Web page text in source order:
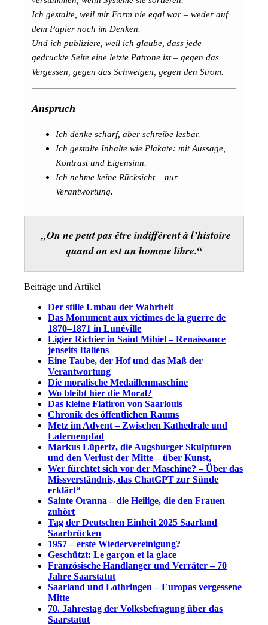
Ich gestalte, weil mir Form nie egal war – weder auf
dem Papier noch im Denken.
Und ich publiziere, weil ich glaube, dass jede
gedruckte Seite eine letzte Patrone ist – gegen das
Vergessen, gegen das Schweigen, gegen den Strom.
Anspruch
Ich denke scharf, aber schreibe lesbar.
Ich gestalte Inhalte wie Plakate: mit Aussage,
Kontrast und Eigensinn.
Ich nehme keine Rücksicht – nur
Verantwortung.
„On ne peut pas être indifférent à l’histoire
quand on est un homme libre.“
Beiträge und Artikel
Der stille Umbau der Wahrheit
Das Monument aux victimes de la guerre de
1870–1871 in Lunéville
Ligier Richier in Saint Mihiel – Renaissance
jenseits Italiens
Eine Taube, der Hof und das Maß der
Verantwortung
Die moralische Medaillenmaschine
Wo bleibt hier die Moral?
Das kleine Flatiron von Saarlouis
Chronik des öffentlichen Raums
Metz im Advent – Zwischen Kathedrale und
Laternenpfad
Markus Lüpertz, die Augsburger Skulpturen
und den Verlust der Mitte – über Kunst,
Wer fürchtet sich vor der Maschine? – Über das
Missverständnis, das ChatGPT zur Sünde
erklärt“
Sainte Oranna – die Heilige, die den Frauen
zuhört
Tag der Deutschen Einheit 2025 Saarland
Saarbrücken
1957 – erste Wiedervereinigung?
Geschützt: Le garçon et la glace
Französische Handlanger und Verräter – 70
Jahre Saarstatut
Saarland und Lothringen – Europas vergessene
Mitte
70. Jahrestag der Volksbefragung über das
Saarstatut